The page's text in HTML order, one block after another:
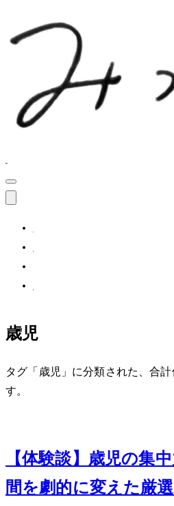
3歳児
タグ「3歳児」に分類された、合計
す。
【体験談】3歳児の集中
間を劇的に変えた厳